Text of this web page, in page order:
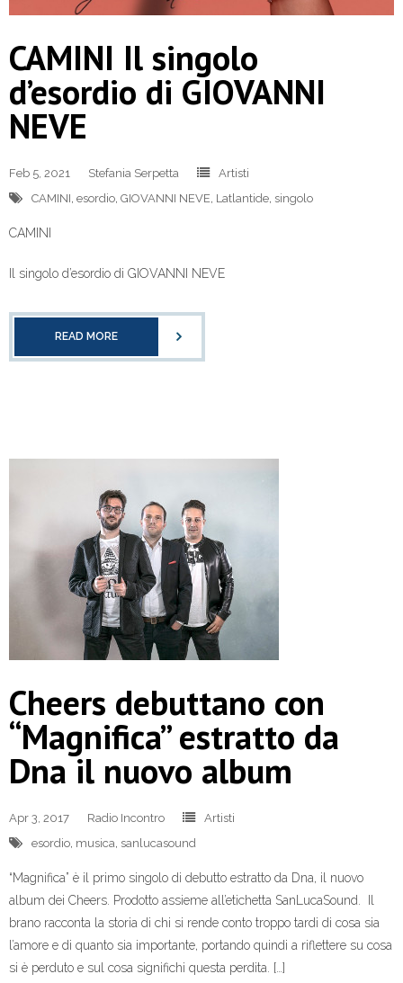
CAMINI Il singolo
d’esordio di GIOVANNI
NEVE
Feb 5, 2021 Stefania Serpetta
Artisti
CAMINI esordio GIOVANNI NEVE Latlantide singolo
CAMINI
Il singolo d’esordio di GIOVANNI NEVE
READ MORE
Cheers debuttano con
“Magnifica” estratto da
Dna il nuovo album
Apr 3, 2017 Radio Incontro
Artisti
esordio musica sanlucasound
“Magnifica” è il primo singolo di debutto estratto da Dna, il nuovo
album dei Cheers. Prodotto assieme all’etichetta SanLucaSound. Il
brano racconta la storia di chi si rende conto troppo tardi di cosa sia
l’amore e di quanto sia importante, portando quindi a riflettere su cosa
si è perduto e sul cosa significhi questa perdita. […]